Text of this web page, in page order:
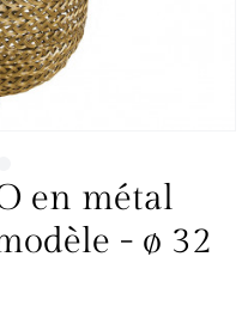
en métal
- ø 32